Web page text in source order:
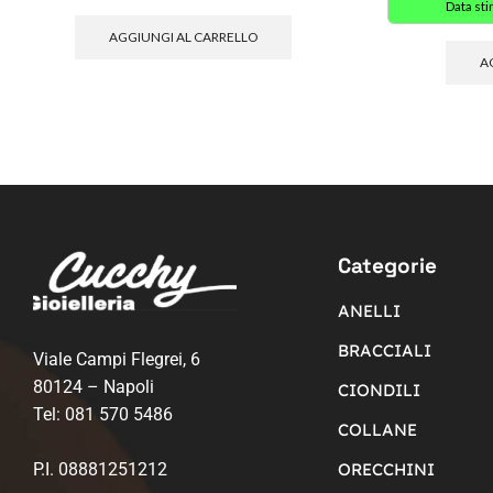
AGGIUNGI AL CARRELLO
Data
Viale Campi Flegrei, 6
80124 – Napoli
Tel: 081 570 5486
P.I. 08881251212
Categorie
ANELLI
BRACCIALI
CIONDILI
COLLANE
ORECCHINI